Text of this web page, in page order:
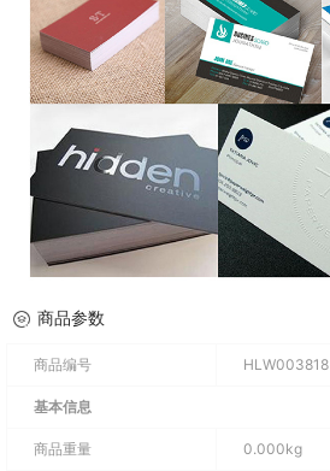
商品参数
商品编号 HLW003818
基本信息
商品重量 0.000kg